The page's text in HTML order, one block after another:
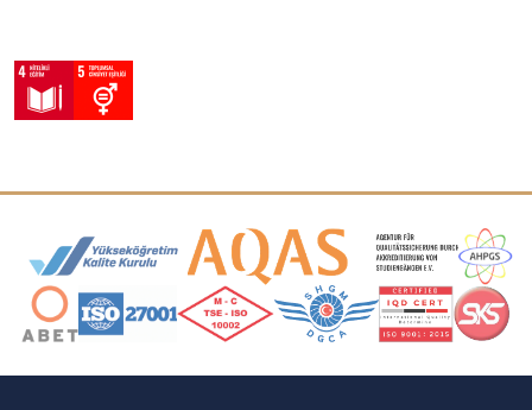
Akreditasyon ve Üyelik Logoları